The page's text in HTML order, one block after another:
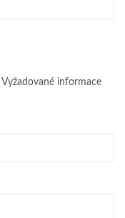
Vyžadované informace